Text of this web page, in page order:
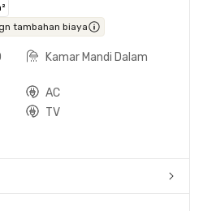
tambahan biaya
Kamar Mandi Dalam
AC
TV